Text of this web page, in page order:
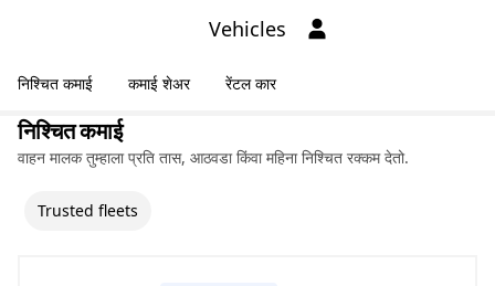
Vehicles
निश्चित कमाई कमाई शेअर रेंटल कार
निश्चित कमाई
वाहन मालक तुम्हाला प्रति तास, आठवडा किंवा महिना निश्चित रक्कम देतो.
Trusted fleets